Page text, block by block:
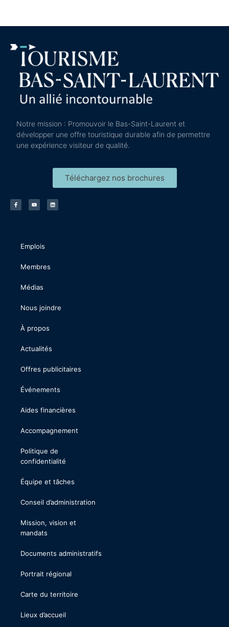
Notre mission : Promouvoir le Bas-Saint-Laurent et
développer une offre touristique durable afin de permettre
une expérience visiteur de qualité.
Téléchargez nos brochures
Emplois
Membres
Médias
Nous joindre
À propos
Actualités
Offres publicitaires
Événements
Aides financières
Accompagnement
Politique de
confidentialité
Équipe et tâches
Conseil d’administration
Mission, vision et
mandats
Documents administratifs
Portrait régional
Carte du territoire
Lieux d’accueil